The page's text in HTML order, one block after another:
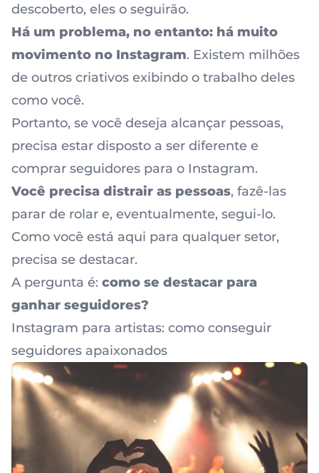
descoberto, eles o seguirão.
Há um problema, no entanto: há muito
movimento no Instagram. Existem milhões
de outros criativos exibindo o trabalho deles
como você.
Portanto, se você deseja alcançar pessoas,
precisa estar disposto a ser diferente e
comprar seguidores para o Instagram.
Você precisa distrair as pessoas, fazê-las
parar de rolar e, eventualmente, segui-lo.
Como você está aqui para qualquer setor,
precisa se destacar.
A pergunta é: como se destacar para
ganhar seguidores?
Instagram para artistas: como conseguir
seguidores apaixonados